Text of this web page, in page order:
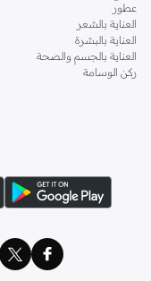
عطور
العناية بالشعر
العناية بالبشرة
العناية بالجسم والصحة
ركن الوسامة